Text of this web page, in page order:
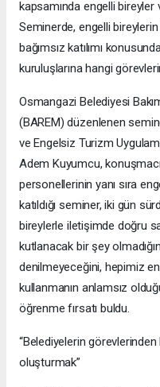
kapsamında engelli
Seminerde, engelli
bağımsız katılımı
kuruluşlarına hangi
Osmangazi Belediyesi
(BAREM) düzenlenen
ve Engelsiz Turizm
Adem Kuyumcu,
personellerinin yanı sıra
katıldığı seminer, iki gün
bireylerle iletişimde doğru
kutlanacak bir şey
denilmeyeceğini, hepimiz
kullanmanın anlamsız
öğrenme fırsatı buldu.
“Belediyelerin
oluşturmak”